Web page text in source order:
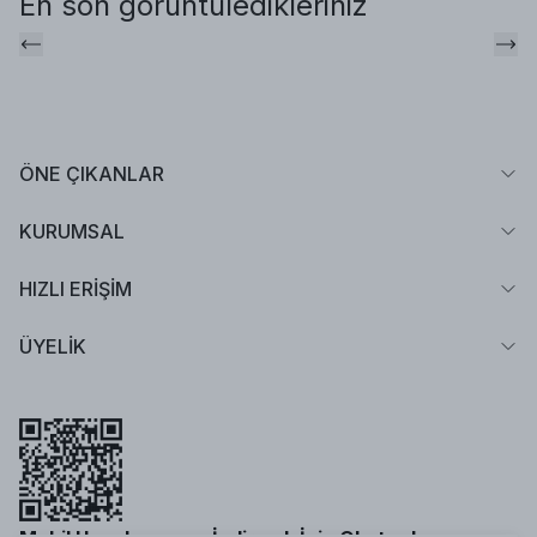
ÖNE ÇIKANLAR
KURUMSAL
HIZLI ERİŞİM
ÜYELİK